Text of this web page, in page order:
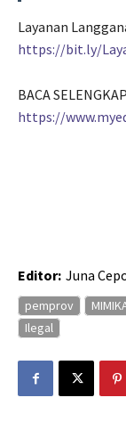
Layanan
https://bit.ly/
BACA
https://
Editor: Juna
pemprov
Ilegal